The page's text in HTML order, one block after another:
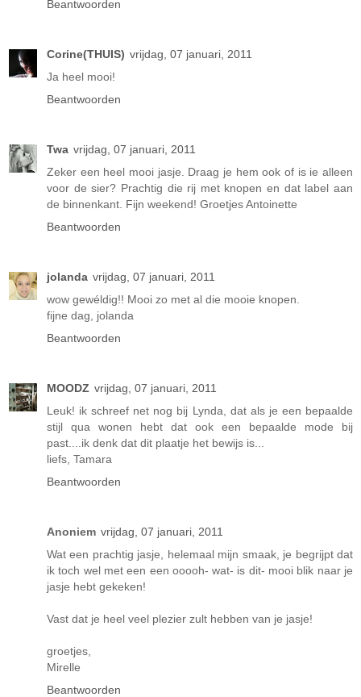
Beantwoorden
Corine(THUIS) vrijdag, 07 januari, 2011
Ja heel mooi!
Beantwoorden
Twa vrijdag, 07 januari, 2011
Zeker een heel mooi jasje. Draag je hem ook of is ie alleen
voor de sier? Prachtig die rij met knopen en dat label aan
de binnenkant. Fijn weekend! Groetjes Antoinette
Beantwoorden
jolanda vrijdag, 07 januari, 2011
wow gewéldig!! Mooi zo met al die mooie knopen.
fijne dag, jolanda
Beantwoorden
MOODZ vrijdag, 07 januari, 2011
Leuk! ik schreef net nog bij Lynda, dat als je een bepaalde
stijl qua wonen hebt dat ook een bepaalde mode bij
past....ik denk dat dit plaatje het bewijs is...
liefs, Tamara
Beantwoorden
Anoniem vrijdag, 07 januari, 2011
Wat een prachtig jasje, helemaal mijn smaak, je begrijpt dat
ik toch wel met een een ooooh- wat- is dit- mooi blik naar je
jasje hebt gekeken!
Vast dat je heel veel plezier zult hebben van je jasje!
groetjes,
Mirelle
Beantwoorden